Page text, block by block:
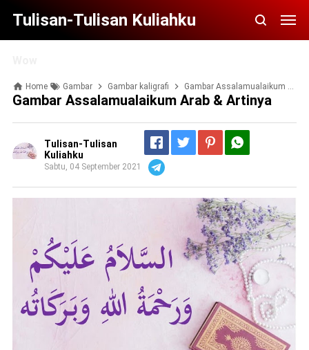
Tulisan-Tulisan Kuliahku
Home Gambar Gambar kaligrafi Gambar Assalamualaikum Arab & Artinya
Gambar Assalamualaikum Arab & Artinya
Tulisan-Tulisan
Kuliahku
Sabtu, 04 September 2021